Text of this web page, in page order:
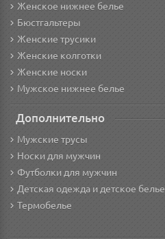
Женское нижнее белье
Бюстгальтеры
Женские трусики
Женские колготки
Женские носки
Мужское нижнее белье
Дополнительно
Мужские трусы
Носки для мужчин
Футболки для мужчин
Детская одежда и детское белье
Термобелье